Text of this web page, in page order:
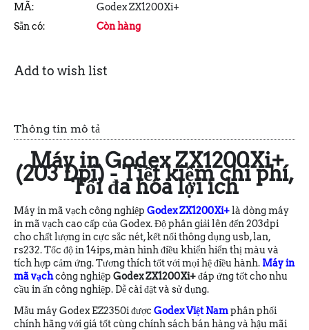
MÃ:
Godex ZX1200Xi+
Sẵn có:
Còn hàng
Add to wish list
Thông tin mô tả
Máy in Godex ZX1200Xi+
(203 Dpi) - Tiết kiệm chi phí,
Tối đa hóa lợi ích
Máy in mã vạch công nghiệp Godex ZX1200Xi+ là dòng máy
in mã vạch cao cấp của Godex. Độ phân giải lên đến 203dpi
cho chất lượng in cực sắc nét, kết nối thông dụng usb, lan,
rs232. Tốc độ in 14ips, màn hình điều khiển hiển thị màu và
tích hợp cảm ứng. Tương thích tốt với mọi hệ điều hành. Máy in
mã vạchcông nghiệp Godex ZX1200Xi+đáp ứng tốt cho nhu
cầu in ấn công nghiệp. Dễ cài đặt và sử dụng.
Mẫu máy Godex EZ2350i được Godex Việt Namphân phối
chính hãng với giá tốt cùng chính sách bán hàng và hậu mãi